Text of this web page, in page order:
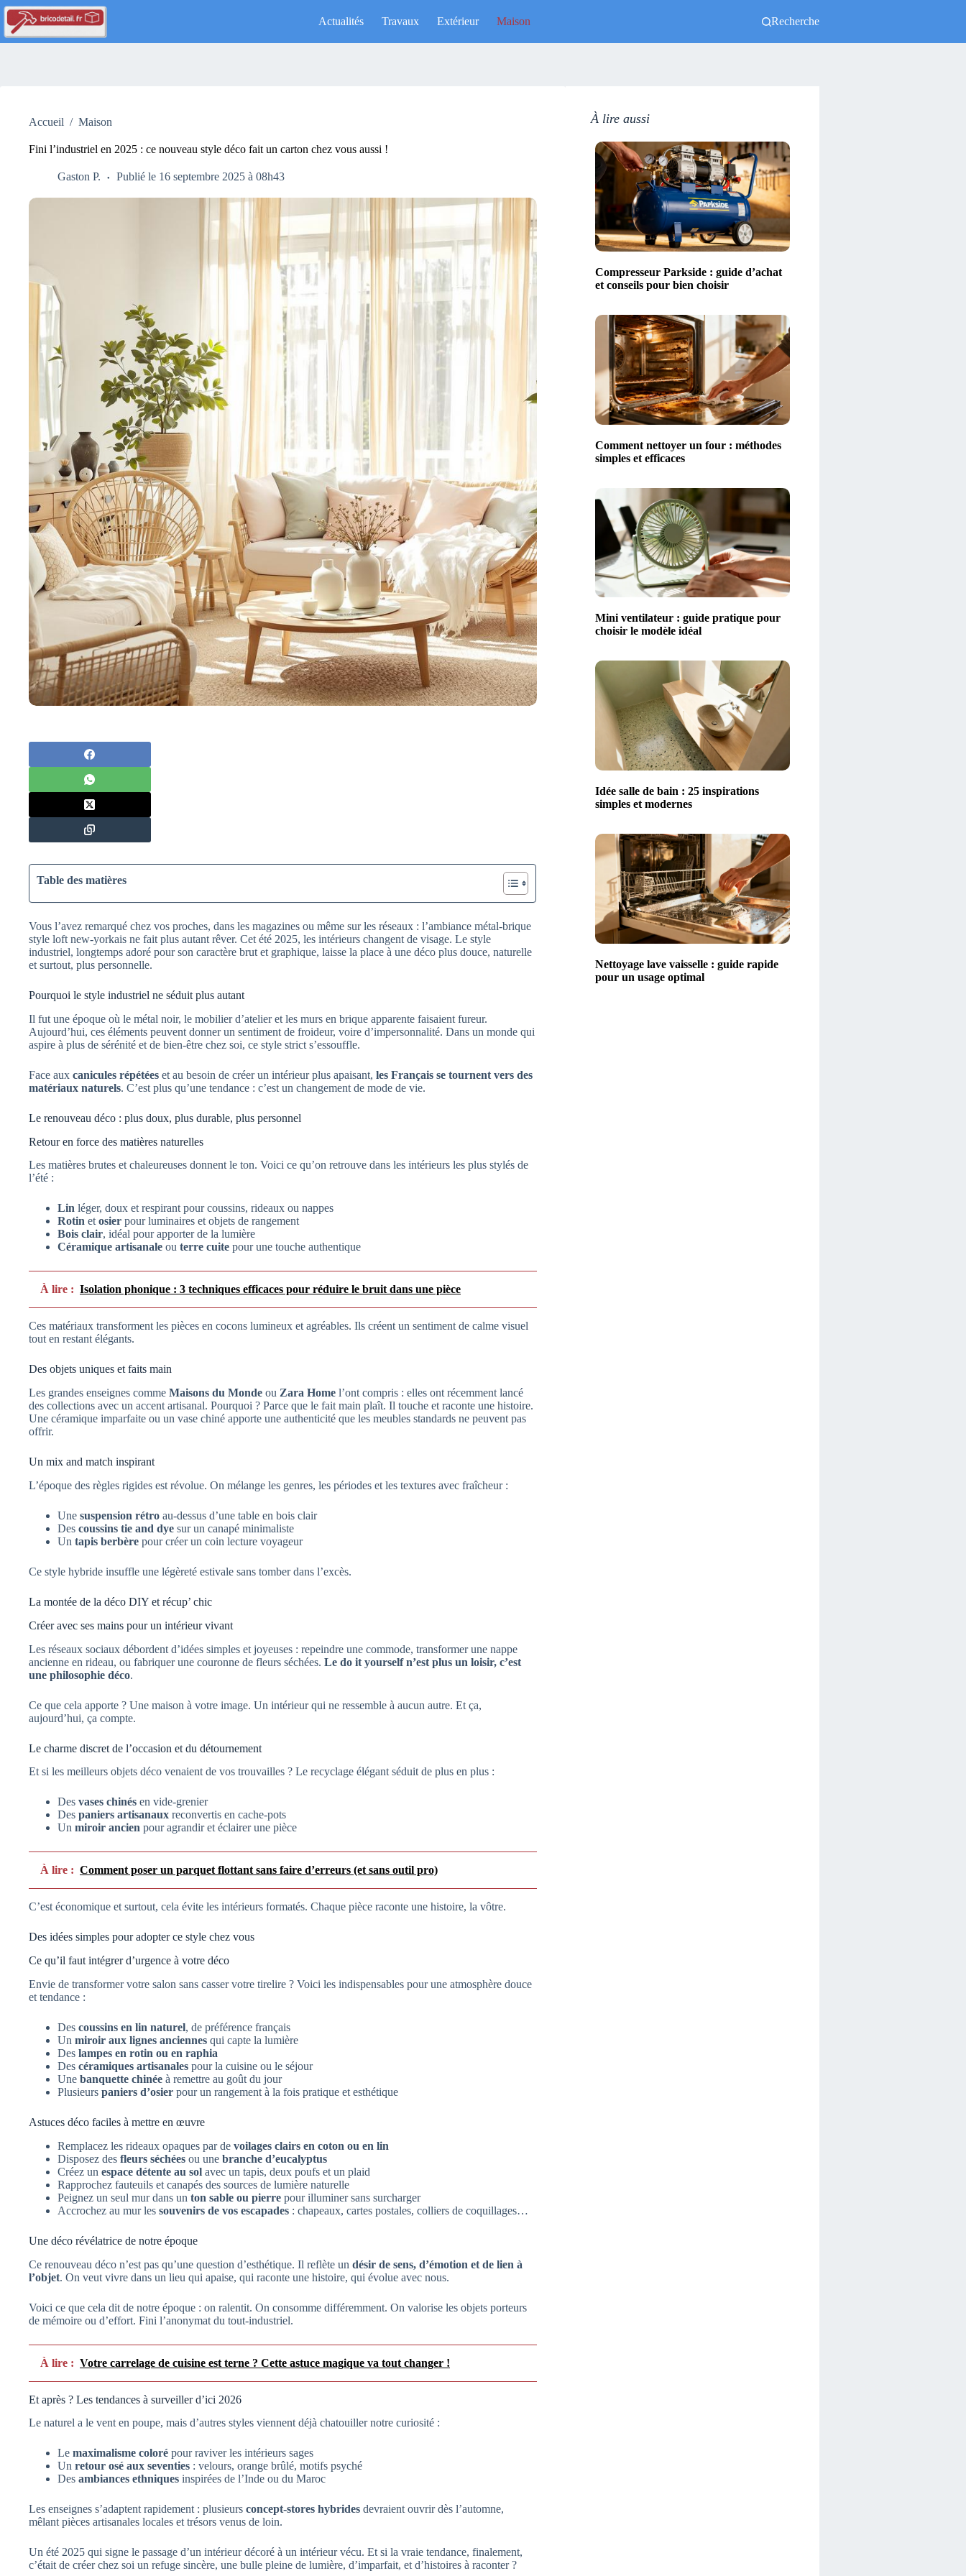
Passer
contenu
Actualités Travaux Extérieur Maison Recherche
Accueil / Maison
Fini l’industriel en 2025 : ce nouveau style déco fait un carton chez vous aussi !
Gaston P. Publié le 16 septembre 2025 à 08h43
Table des matières
Vous l’avez remarqué chez vos proches, dans les magazines ou même sur les réseaux : l’ambiance métal-brique
style loft new-yorkais ne fait plus autant rêver. Cet été 2025, les intérieurs changent de visage. Le style
industriel, longtemps adoré pour son caractère brut et graphique, laisse la place à une déco plus douce, naturelle
et surtout, plus personnelle.
Pourquoi le style industriel ne séduit plus autant
Il fut une époque où le métal noir, le mobilier d’atelier et les murs en brique apparente faisaient fureur.
Aujourd’hui, ces éléments peuvent donner un sentiment de froideur, voire d’impersonnalité. Dans un monde qui
aspire à plus de sérénité et de bien-être chez soi, ce style strict s’essouffle.
Face aux canicules répétées et au besoin de créer un intérieur plus apaisant, les Français se tournent vers des
matériaux naturels. C’est plus qu’une tendance : c’est un changement de mode de vie.
Le renouveau déco : plus doux, plus durable, plus personnel
Retour en force des matières naturelles
Les matières brutes et chaleureuses donnent le ton. Voici ce qu’on retrouve dans les intérieurs les plus stylés de
l’été :
Lin léger, doux et respirant pour coussins, rideaux ou nappes
Rotin et osier pour luminaires et objets de rangement
Bois clair, idéal pour apporter de la lumière
Céramique artisanale ou terre cuite pour une touche authentique
À lire : Isolation phonique : 3 techniques efficaces pour réduire le bruit dans une pièce
Ces matériaux transforment les pièces en cocons lumineux et agréables. Ils créent un sentiment de calme visuel
tout en restant élégants.
Des objets uniques et faits main
Les grandes enseignes comme Maisons du Monde ou Zara Home l’ont compris : elles ont récemment lancé
des collections avec un accent artisanal. Pourquoi ? Parce que le fait main plaît. Il touche et raconte une histoire.
Une céramique imparfaite ou un vase chiné apporte une authenticité que les meubles standards ne peuvent pas
offrir.
Un mix and match inspirant
L’époque des règles rigides est révolue. On mélange les genres, les périodes et les textures avec fraîcheur :
Une suspension rétro au-dessus d’une table en bois clair
Des coussins tie and dye sur un canapé minimaliste
Un tapis berbère pour créer un coin lecture voyageur
Ce style hybride insuffle une légèreté estivale sans tomber dans l’excès.
La montée de la déco DIY et récup’ chic
Créer avec ses mains pour un intérieur vivant
Les réseaux sociaux débordent d’idées simples et joyeuses : repeindre une commode, transformer une nappe
ancienne en rideau, ou fabriquer une couronne de fleurs séchées. Le do it yourself n’est plus un loisir, c’est
une philosophie déco.
Ce que cela apporte ? Une maison à votre image. Un intérieur qui ne ressemble à aucun autre. Et ça,
aujourd’hui, ça compte.
Le charme discret de l’occasion et du détournement
Et si les meilleurs objets déco venaient de vos trouvailles ? Le recyclage élégant séduit de plus en plus :
Des vases chinés en vide-grenier
Des paniers artisanaux reconvertis en cache-pots
Un miroir ancien pour agrandir et éclairer une pièce
À lire : Comment poser un parquet flottant sans faire d’erreurs (et sans outil pro)
C’est économique et surtout, cela évite les intérieurs formatés. Chaque pièce raconte une histoire, la vôtre.
Des idées simples pour adopter ce style chez vous
Ce qu’il faut intégrer d’urgence à votre déco
Envie de transformer votre salon sans casser votre tirelire ? Voici les indispensables pour une atmosphère douce
et tendance :
Des coussins en lin naturel, de préférence français
Un miroir aux lignes anciennes qui capte la lumière
Des lampes en rotin ou en raphia
Des céramiques artisanales pour la cuisine ou le séjour
Une banquette chinée à remettre au goût du jour
Plusieurs paniers d’osier pour un rangement à la fois pratique et esthétique
Astuces déco faciles à mettre en œuvre
Remplacez les rideaux opaques par de voilages clairs en coton ou en lin
Disposez des fleurs séchées ou une branche d’eucalyptus
Créez un espace détente au sol avec un tapis, deux poufs et un plaid
Rapprochez fauteuils et canapés des sources de lumière naturelle
Peignez un seul mur dans un ton sable ou pierre pour illuminer sans surcharger
Accrochez au mur les souvenirs de vos escapades : chapeaux, cartes postales, colliers de coquillages…
Une déco révélatrice de notre époque
Ce renouveau déco n’est pas qu’une question d’esthétique. Il reflète un désir de sens, d’émotion et de lien à
l’objet. On veut vivre dans un lieu qui apaise, qui raconte une histoire, qui évolue avec nous.
Voici ce que cela dit de notre époque : on ralentit. On consomme différemment. On valorise les objets porteurs
de mémoire ou d’effort. Fini l’anonymat du tout-industriel.
À lire : Votre carrelage de cuisine est terne ? Cette astuce magique va tout changer !
Et après ? Les tendances à surveiller d’ici 2026
Le naturel a le vent en poupe, mais d’autres styles viennent déjà chatouiller notre curiosité :
Le maximalisme coloré pour raviver les intérieurs sages
Un retour osé aux seventies : velours, orange brûlé, motifs psyché
Des ambiances ethniques inspirées de l’Inde ou du Maroc
Les enseignes s’adaptent rapidement : plusieurs concept-stores hybrides devraient ouvrir dès l’automne,
mêlant pièces artisanales locales et trésors venus de loin.
Un été 2025 qui signe le passage d’un intérieur décoré à un intérieur vécu. Et si la vraie tendance, finalement,
c’était de créer chez soi un refuge sincère, une bulle pleine de lumière, d’imparfait, et d’histoires à raconter ?
À lire aussi
Compresseur Parkside : guide d’achat
et conseils pour bien choisir
Comment nettoyer un four : méthodes
simples et efficaces
Mini ventilateur : guide pratique pour
choisir le modèle idéal
Idée salle de bain : 25 inspirations
simples et modernes
Nettoyage lave vaisselle : guide rapide
pour un usage optimal